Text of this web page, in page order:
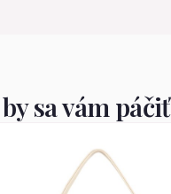
sa vám páčiť